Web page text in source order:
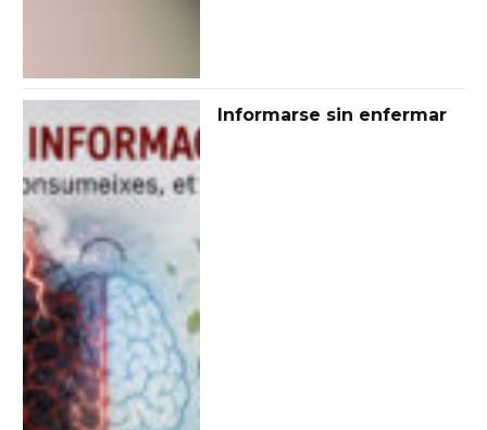
Informarse sin enfermar